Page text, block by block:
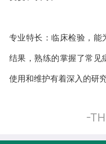
专业特长：临床检验，能
结果，熟练的掌握了常见
使用和维护有着深入的研究
-